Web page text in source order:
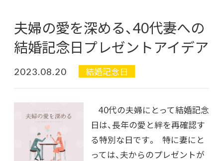
夫婦の愛を深める、40代妻への
結婚記念日プレゼントアイデア
2023.08.20 結婚記念日
40代の夫婦にとって結婚記念
日は、長年の愛と絆を再確認す
る特別な日です。 特に妻にと
っては、夫からのプレゼントが